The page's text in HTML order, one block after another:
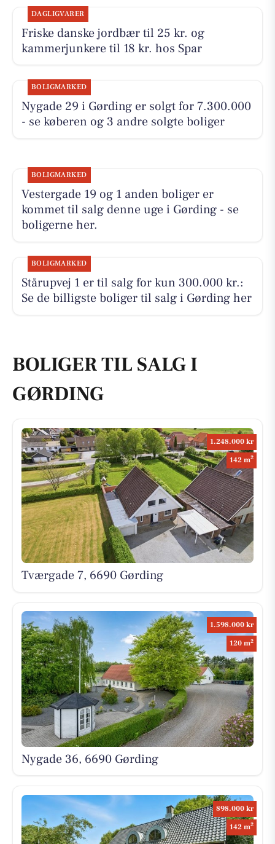
DAGLIGVARER
Friske danske jordbær til 25 kr. og
kammerjunkere til 18 kr. hos Spar
BOLIGMARKED
Nygade 29 i Gørding er solgt for 7.300.000
- se køberen og 3 andre solgte boliger
BOLIGMARKED
Vestergade 19 og 1 anden boliger er
kommet til salg denne uge i Gørding - se
boligerne her.
BOLIGMARKED
Stårupvej 1 er til salg for kun 300.000 kr.:
Se de billigste boliger til salg i Gørding her
BOLIGER TIL SALG I
GØRDING
1.248.000 kr
142 m2
Tværgade 7, 6690 Gørding
1.598.000 kr
120 m2
Nygade 36, 6690 Gørding
898.000 kr
142 m2